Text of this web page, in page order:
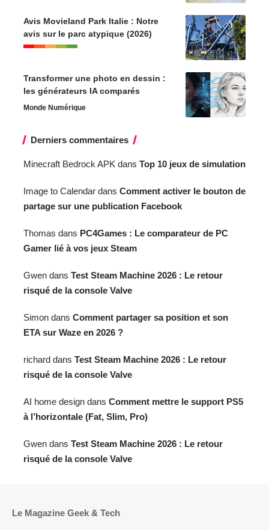
Avis Movieland Park Italie : Notre
avis sur le parc atypique (2026)
Transformer une photo en dessin :
les générateurs IA comparés
Monde Numérique
Derniers commentaires
Minecraft Bedrock APK dans Top 10 jeux de simulation
Image to Calendar dans Comment activer le bouton de
partage sur une publication Facebook
Thomas dans PC4Games : Le comparateur de PC
Gamer lié à vos jeux Steam
Gwen dans Test Steam Machine 2026 : Le retour
risqué de la console Valve
Simon dans Comment partager sa position et son
ETA sur Waze en 2026 ?
richard dans Test Steam Machine 2026 : Le retour
risqué de la console Valve
AI home design dans Comment mettre le support PS5
à l’horizontale (Fat, Slim, Pro)
Gwen dans Test Steam Machine 2026 : Le retour
risqué de la console Valve
Le Magazine Geek & Tech